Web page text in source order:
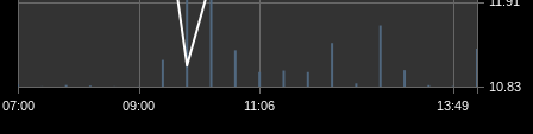
07:00 09:00 11:06 13:49
10.83